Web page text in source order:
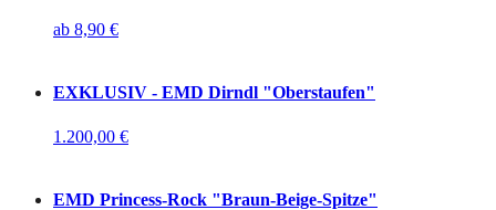
ab 8,90 €
EXKLUSIV - EMD Dirndl "Oberstaufen"
1.200,00 €
EMD Princess-Rock "Braun-Beige-Spitze"